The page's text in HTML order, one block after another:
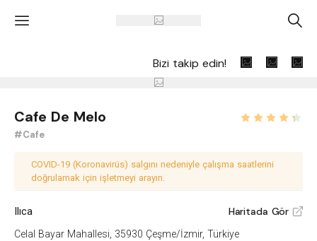
' A
Bizi takip edin!
Cafe De Melo
#Cafe
COVID-19 (Koronavirüs) salgını nedeniyle çalışma saatlerini
doğrulamak için işletmeyi arayın.
Ilıca Haritada Gör V
Celal Bayar Mahallesi, 35930 Çeşme/İzmir, Türkiye